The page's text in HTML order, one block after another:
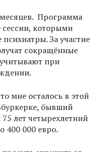
Программа
сессии, которыми
За участие
сокращённые
при
мне осталось в этой
бывший
лет четырехлетний
400 000 евро.